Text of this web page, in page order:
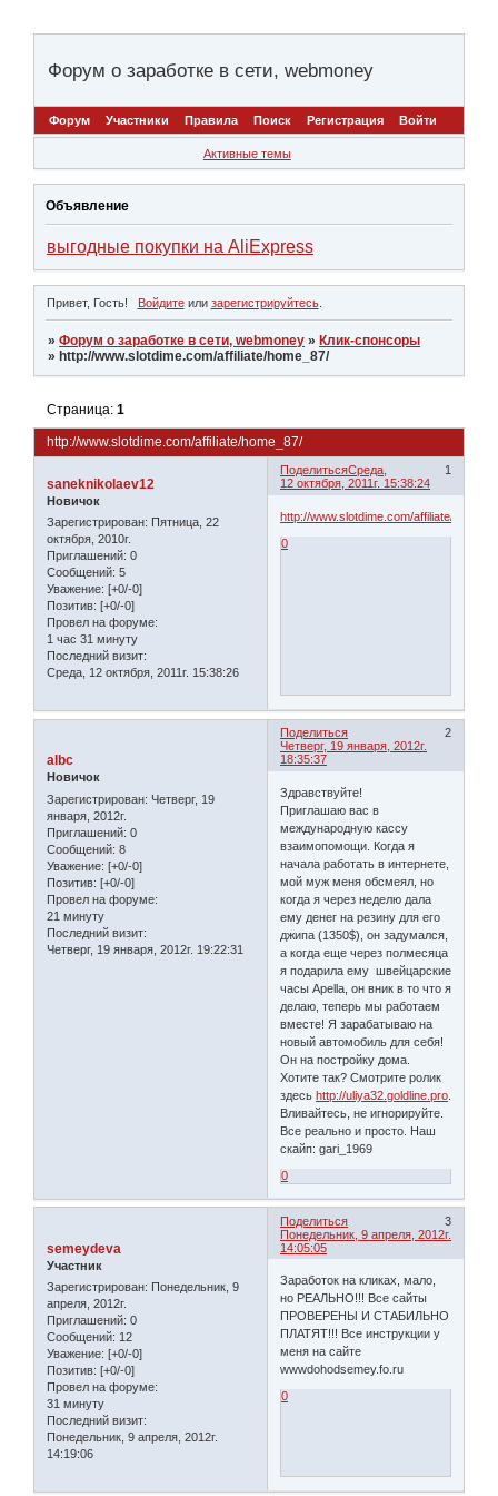
Форум о заработке в сети, webmoney
Форум Участники Правила Поиск Регистрация Войти
Активные темы
Объявление
выгодные покупки на AliExpress
Привет, Гость! Войдитеили зарегистрируйтесь.
»Форум о заработке в сети, webmoney » Клик-спонсоры
» http://www.slotdime.com/affiliate/home_87/
http://www.slotdime.com/affiliate/home_87/
Страница:1
Поделиться 1
Среда,
12 октября, 2011г. 15:38:24
saneknikolaev12
Новичок
Зарегистрирован: Пятница, 22
октября, 2010г.
Приглашений: 0
Сообщений: 5
Уважение: [+0/-0]
Позитив: [+0/-0]
Провел на форуме:
1 час 31 минуту
Последний визит:
Среда, 12 октября, 2011г. 15:38:26
http://www.slotdime.com/affiliate/
0
Поделиться
2
Четверг, 19 января, 2012г.
18:35:37
albc
Новичок
Зарегистрирован: Четверг, 19
января, 2012г.
Приглашений: 0
Сообщений: 8
Уважение: [+0/-0]
Позитив: [+0/-0]
Провел на форуме:
21 минуту
Последний визит:
Четверг, 19 января, 2012г. 19:22:31
Здравствуйте!
Приглашаю вас в
международную кассу
взаимопомощи. Когда я
начала работать в интернете,
мой муж меня обсмеял, но
когда я через неделю дала
ему денег на резину для его
джипа (1350$), он задумался,
а когда еще через полмесяца
я подарила ему швейцарские
часы Apella, он вник в то что я
делаю, теперь мы работаем
вместе! Я зарабатываю на
новый автомобиль для себя!
Он на постройку дома.
Хотите так? Смотрите ролик
здесьhttp://uliya32.goldline.pro
Вливайтесь, не игнорируйте.
Все реально и просто. Наш
скайп: gari_1969
0
Поделиться
3
Понедельник, 9 апреля, 2012г.
14:05:05
semeydeva
Участник
Зарегистрирован: Понедельник, 9
апреля, 2012г.
Приглашений: 0
Сообщений: 12
Уважение: [+0/-0]
Позитив: [+0/-0]
Провел на форуме:
31 минуту
Последний визит:
Понедельник, 9 апреля, 2012г.
14:19:06
Заработок на кликах, мало,
но РЕАЛЬНО!!! Все сайты
ПРОВЕРЕНЫ И СТАБИЛЬНО
ПЛАТЯТ!!! Все инструкции у
меня на сайте
wwwdohodsemey.fo.ru
0